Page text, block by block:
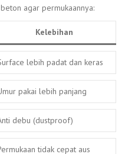
agar permukaannya:
Kelebihan
lebih padat dan keras
pakai lebih panjang
debu (dustproof)
tidak cepat aus